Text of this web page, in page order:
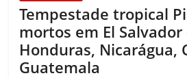
Tempestade tropical
mortos em El Salvador
Honduras, Nicarágua,
Guatemala